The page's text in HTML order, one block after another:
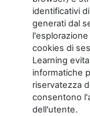
identificativi
generati dal
cookies di
Learning
informatiche
riservatezza
consentono
dell'utente.